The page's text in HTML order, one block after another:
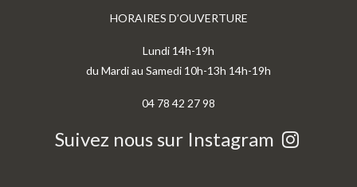
HORAIRES D’OUVERTURE
Lundi 14h-19h
du Mardi au Samedi 10h-13h 14h-19h
04 78 42 27 98
Suivez nous sur Instagram